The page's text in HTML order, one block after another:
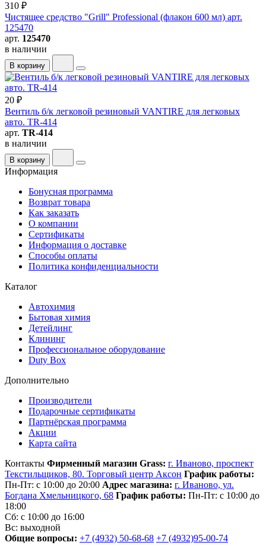
310 ₽
Чистящее средство "Grill" Professional (флакон 600 мл) арт.
125470
арт. 125470
в наличии
В корзину
20 ₽
Вентиль б/к легковой резиновый VANTIRE для легковых
авто. TR-414
арт. TR-414
в наличии
В корзину
Информация
Бонусная программа
Возврат товара
Как заказать
О компании
Сертификаты
Информация о доставке
Способы оплаты
Политика конфиденциальности
Каталог
Автохимия
Бытовая химия
Детейлинг
Клининг
Профессиональное оборудование
Duty Box
Дополнительно
Производители
Подарочные сертификаты
Партнёрская программа
Акции
Карта сайта
Контакты Фирменный магазин Grass: г. Иваново, проспект
Текстильщиков, 80. Торговый центр Аксон График работы:
Пн-Пт: с 10:00 до 20:00 Адрес магазина: г. Иваново, ул.
Богдана Хмельницкого, 68 График работы: Пн-Пт: с 10:00 до
18:00
Сб: с 10:00 до 16:00
Вс: выходной
Общие вопросы: +7 (4932) 50-68-68 +7 (4932)95-00-74